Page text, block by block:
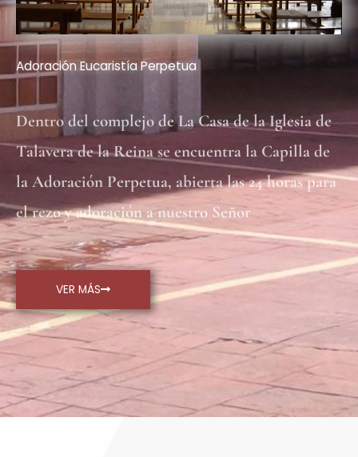
Adoración Eucaristía Perpetua
Dentro del complejo de La Casa de la Iglesia de
Talavera de la Reina se encuentra la Capilla de
la Adoración Perpetua, abierta las 24 horas para
el rezo y adoración a nuestro Señor
VER MÁS